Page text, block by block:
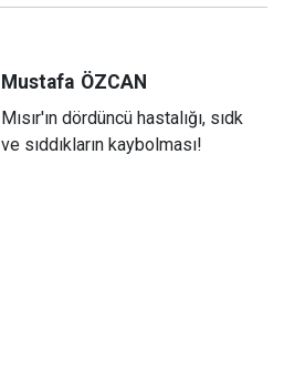
Mustafa ÖZCAN
Mısır'ın dördüncü hastalığı, sıdk
ve sıddıkların kaybolması!